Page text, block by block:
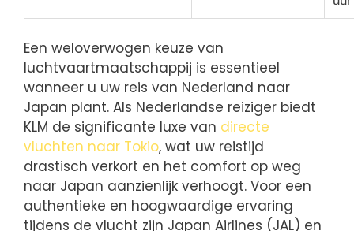
Een weloverwogen keuze van
luchtvaartmaatschappij is essentieel
wanneer u uw reis van Nederland naar
Japan plant. Als Nederlandse reiziger biedt
KLM de significante luxe van directe
vluchten naar Tokio, wat uw reistijd
drastisch verkort en het comfort op weg
naar Japan aanzienlijk verhoogt. Voor een
authentieke en hoogwaardige ervaring
tijdens de vlucht zijn Japan Airlines (JAL) en